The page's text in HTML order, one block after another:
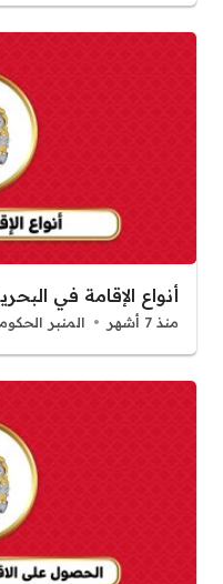
أنواع الإقامة في
منذ 7 أشهر المنبر